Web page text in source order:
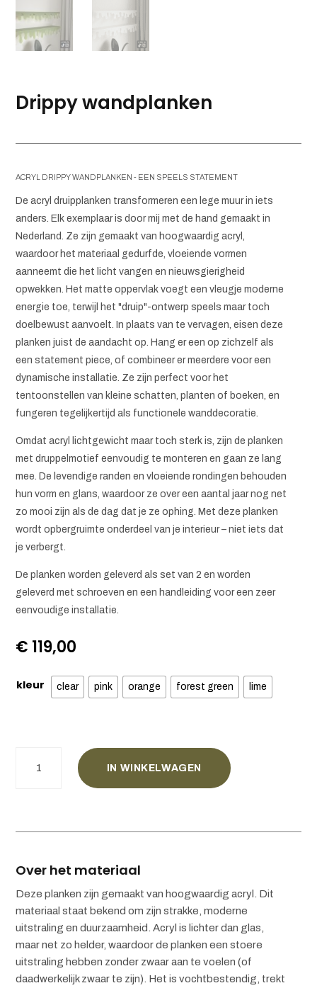
Drippy wandplanken
ACRYL DRIPPY WANDPLANKEN - EEN SPEELS STATEMENT
De acryl druipplanken transformeren een lege muur in iets
anders. Elk exemplaar is door mij met de hand gemaakt in
Nederland. Ze zijn gemaakt van hoogwaardig acryl,
waardoor het materiaal gedurfde, vloeiende vormen
aanneemt die het licht vangen en nieuwsgierigheid
opwekken. Het matte oppervlak voegt een vleugje moderne
energie toe, terwijl het "druip"-ontwerp speels maar toch
doelbewust aanvoelt. In plaats van te vervagen, eisen deze
planken juist de aandacht op. Hang er een op zichzelf als
een statement piece, of combineer er meerdere voor een
dynamische installatie. Ze zijn perfect voor het
tentoonstellen van kleine schatten, planten of boeken, en
fungeren tegelijkertijd als functionele wanddecoratie.
Omdat acryl lichtgewicht maar toch sterk is, zijn de planken
met druppelmotief eenvoudig te monteren en gaan ze lang
mee. De levendige randen en vloeiende rondingen behouden
hun vorm en glans, waardoor ze over een aantal jaar nog net
zo mooi zijn als de dag dat je ze ophing. Met deze planken
wordt opbergruimte onderdeel van je interieur – niet iets dat
je verbergt.
De planken worden geleverd als set van 2 en worden
geleverd met schroeven en een handleiding voor een zeer
eenvoudige installatie.
€ 119,00
kleur clear pink orange forest green lime
shelves
IN WINKELWAGEN
Over het materiaal
Deze planken zijn gemaakt van hoogwaardig acryl. Dit
materiaal staat bekend om zijn strakke, moderne
uitstraling en duurzaamheid. Acryl is lichter dan glas,
maar net zo helder, waardoor de planken een stoere
uitstraling hebben zonder zwaar aan te voelen (of
daadwerkelijk zwaar te zijn). Het is vochtbestendig, trekt